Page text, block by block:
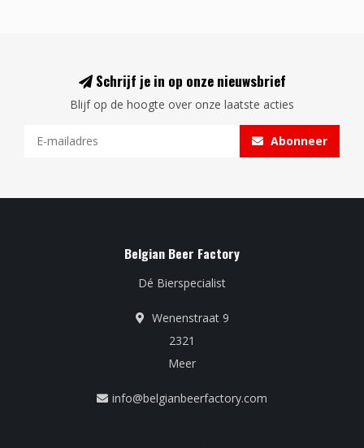
Schrijf je in op onze nieuwsbrief
Blijf op de hoogte over onze laatste acties
Abonneer
Belgian Beer Factory
Dé Bierspecialist
Wenenstraat 9
2321
Meer
info@belgianbeerfactory.com